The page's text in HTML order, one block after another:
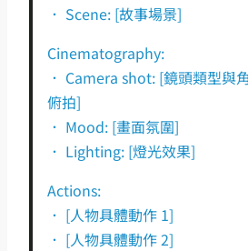
． Scene: [故事場景]
Cinematography:
． Camera shot: [鏡頭類型與
俯拍]
． Mood: [畫面氛圍]
． Lighting: [燈光效果]
Actions:
． [人物具體動作 1]
． [人物具體動作 2]